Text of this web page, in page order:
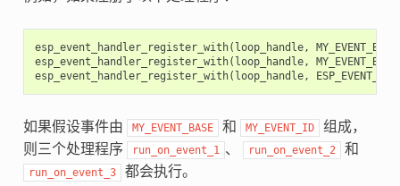
esp_event_handler_register_with( loop_handle, MY_EVENT_BASE
esp_event_handler_register_with( loop_handle, MY_EVENT_BASE
esp_event_handler_register_with( loop_handle,
如果假设事件由 MY_EVENT_BASE 和 MY_EVENT_ID
组成，
则三个处理程序
run_on_event_1 、 run_on_event_2 和
run_on_event_3 都会执行。